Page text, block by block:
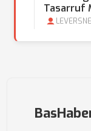
Tasarruf